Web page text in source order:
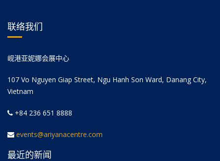
联络我们
岘港亚妮娜会展中心
107 Vo Nguyen Giap Street, Ngu Hanh Son Ward, Danang City,
Vietnam
+84 236 651 8888
events@ariyanacentre.com
最近的新闻